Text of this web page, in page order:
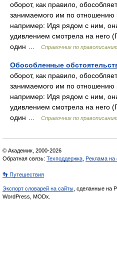
оборот, как правило,
занимаемого им по отношению
например: Идя рядом с ним,
удивлением смотрела на него
один …
Справочник по
Обособленные
оборот, как правило,
занимаемого им по отношению
например: Идя рядом с ним,
удивлением смотрела на него
один …
Справочник по
© Академик, 2000-2026
Обратная связь: Техподдержка Реклама на
👣 Путешествия
Экспорт словарей на сайты , сделанные на
WordPress, MODx.